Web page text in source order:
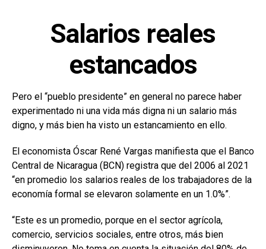
Salarios reales
estancados
Pero el “pueblo presidente” en general no parece haber
experimentado ni una vida más digna ni un salario más
digno, y más bien ha visto un estancamiento en ello.
El economista Óscar René Vargas manifiesta que el Banco
Central de Nicaragua (BCN) registra que del 2006 al 2021
“en promedio los salarios reales de los trabajadores de la
economía formal se elevaron solamente en un 1.0%”.
“Este es un promedio, porque en el sector agrícola,
comercio, servicios sociales, entre otros, más bien